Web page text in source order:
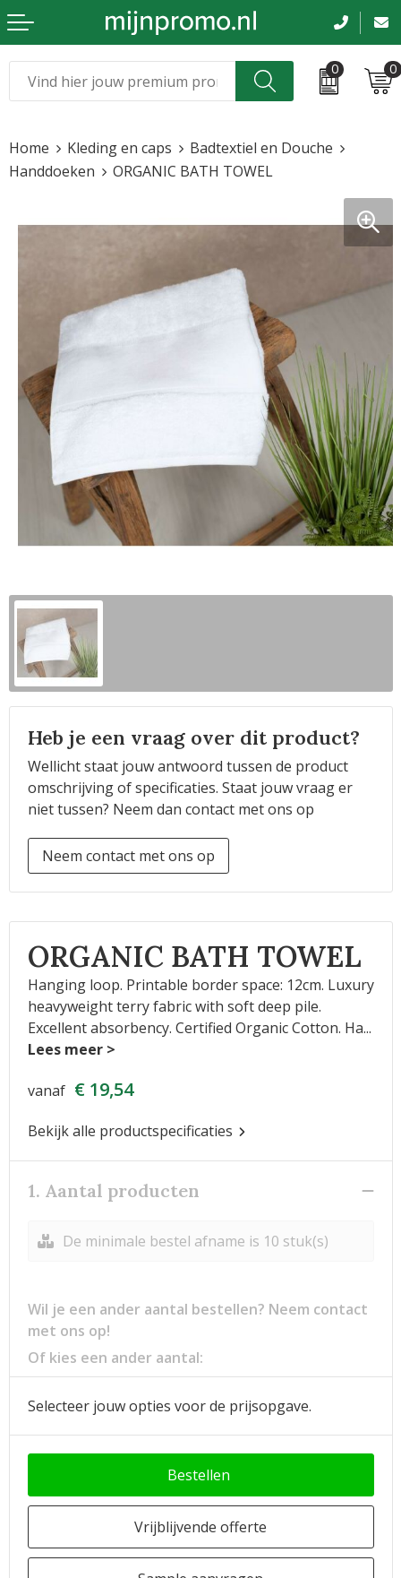
0 0
Kleding & caps
Tassen en reizen
Beurs en evenementen
Bloemen en planten
Horeca
Sinterklaas
Home Kleding en caps
Badtextiel en Douche
Handdoeken
ORGANIC BATH TOWEL
Heb je een vraag over dit product?
Wellicht staat jouw antwoord tussen de product
omschrijving of specificaties. Staat jouw vraag er
niet tussen? Neem dan contact met ons op
Neem contact met ons op
ORGANIC BATH TOWEL
Hanging loop. Printable border space: 12cm. Luxury
heavyweight terry fabric with soft deep pile.
Excellent absorbency. Certified Organic Cotton. Ha...
vanaf € 19,54
Bekijk alle productspecificaties
1. Aantal producten
De minimale bestel afname is 10 stuk(s)
Wil je een ander aantal bestellen? Neem contact
met ons op!
Of kies een ander aantal:
Selecteer jouw opties voor de prijsopgave.
Bestellen
Vrijblijvende offerte